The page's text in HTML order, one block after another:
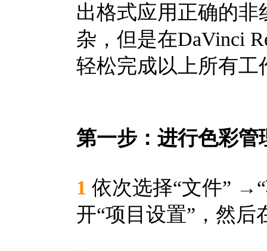
出格式应用正确的非
杂，但是在DaVinci
轻松完成以上所有工
第一步：进行色彩管
1 依次选择“文件”
开“项目设置”，然后